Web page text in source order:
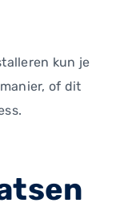
kun je
of dit